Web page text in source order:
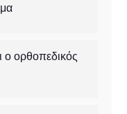
ο ορθοπεδικός